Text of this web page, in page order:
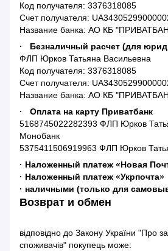
Код получателя: 3376318085
Счет получателя:
Название банка: АО КБ
· Безналичный расчет (для
ФЛП Юрков Татьяна Васильевна
Код получателя: 3376318085
Счет получателя:
Название банка: АО КБ
· Оплата на карту Приватбанк
5168745022282393 ФЛП Юрков
Монобанк
5375411506919963 ФЛП Юрков
· Наложенный платеж «Новая
· Наложенный платеж «Укрпочта»
· наличными (только для
Возврат и обмен
відповідно до Закону України "Про
споживачів" покупець може: